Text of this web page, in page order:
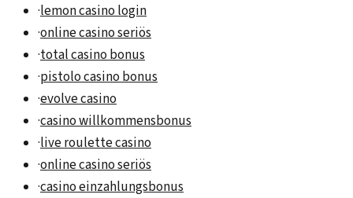
·lemon casino login
·online casino seriös
·total casino bonus
·pistolo casino bonus
·evolve casino
·casino willkommensbonus
·live roulette casino
·online casino seriös
·casino einzahlungsbonus